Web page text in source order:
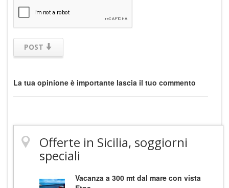
POST
La tua opinione è importante lascia il tuo commento
Offerte in Sicilia, soggiorni
speciali
Vacanza a 300 mt dal mare con vista